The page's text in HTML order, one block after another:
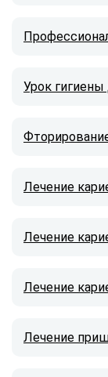
Урок гигиены
Лечение
Лечение
Лечение
Лечение